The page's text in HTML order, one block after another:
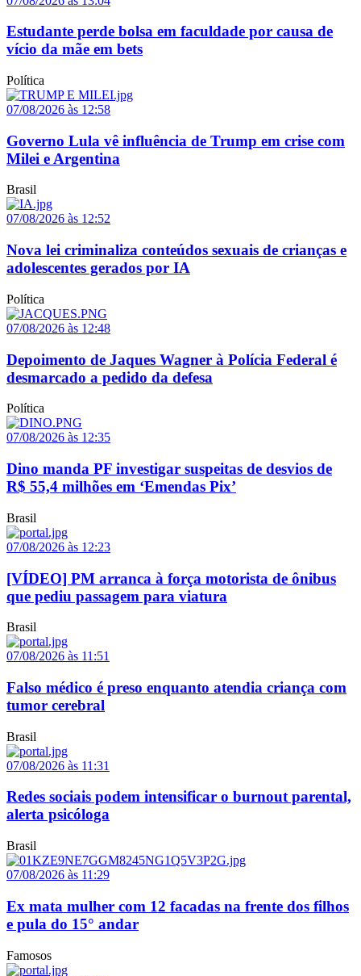
Estudante perde bolsa em faculdade por causa de
vício da mãe em bets
Política
07/08/2026 às 12:58
Governo Lula vê influência de Trump em crise com
Milei e Argentina
Brasil
07/08/2026 às 12:52
Nova lei criminaliza conteúdos sexuais de crianças e
adolescentes gerados por IA
Política
07/08/2026 às 12:48
Depoimento de Jaques Wagner à Polícia Federal é
desmarcado a pedido da defesa
Política
07/08/2026 às 12:35
Dino manda PF investigar suspeitas de desvios de
R$ 55,4 milhões em ‘Emendas Pix’
Brasil
07/08/2026 às 12:23
[VÍDEO] PM arranca à força motorista de ônibus
que pediu passagem para viatura
Brasil
07/08/2026 às 11:51
Falso médico é preso enquanto atendia criança com
tumor cerebral
Brasil
07/08/2026 às 11:31
Redes sociais podem intensificar o burnout parental,
alerta psicóloga
Brasil
07/08/2026 às 11:29
Ex mata mulher com 12 facadas na frente dos filhos
e pula do 15° andar
Famosos